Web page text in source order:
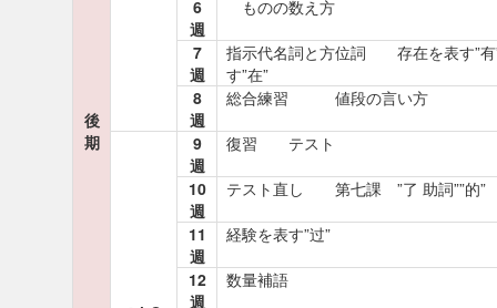
後
期
6
週
ものの数え方
7
週
指示代名詞と方位詞 存在を表す”有
す”在”
8
週
総合練習 値段の言い方
9
週
復習 テスト
10
週
テスト直し 第七課 ”了 助詞””的”
11
週
経験を表す”过”
12
週
数量補語